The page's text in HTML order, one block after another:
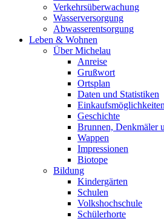
Verkehrsüberwachung
Wasserversorgung
Abwasserentsorgung
Leben & Wohnen
Über Michelau
Anreise
Grußwort
Ortsplan
Daten und Statistiken
Einkaufsmöglichkeiten
Geschichte
Brunnen, Denkmäler
Wappen
Impressionen
Biotope
Bildung
Kindergärten
Schulen
Volkshochschule
Schülerhorte